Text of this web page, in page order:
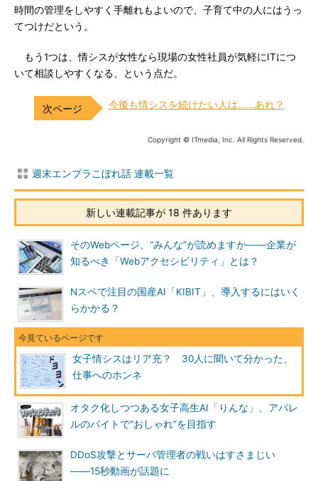
時間の管理をしやすく手離れもよいので、子育て中の人にはうっ
てつけだという。
もう1つは、情シスが女性なら現場の女性社員が気軽にITにつ
いて相談しやすくなる、という点だ。
今後も情シスを続けたい人は……あれ？
Copyright © ITmedia, Inc. All Rights Reserved.
週末エンプラこぼれ話 連載一覧
新しい連載記事が 18 件あります
そのWebページ、“みんな”が読めますか――企業が
知るべき「Webアクセシビリティ」とは？
Nスペで注目の国産AI「KIBIT」、導入するにはいく
らかかる？
女子情シスはリア充？ 30人に聞いて分かった、
仕事へのホンネ
オタク化しつつある女子高生AI「りんな」、アパレ
ルのバイトで“おしゃれ”を目指す
DDoS攻撃とサーバ管理者の戦いはすさまじい
――15秒動画が話題に